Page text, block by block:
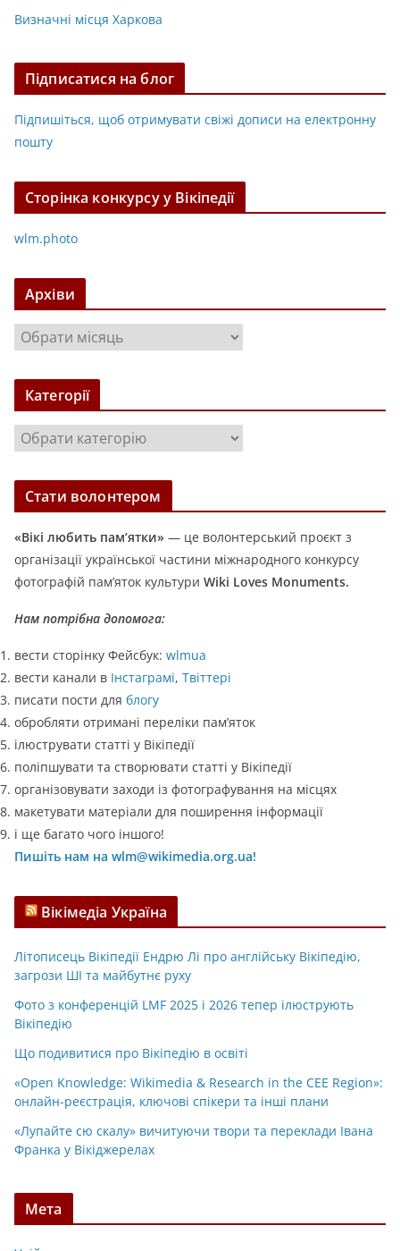
Визначні місця Харкова
Підписатися на блог
Підпишіться, щоб отримувати свіжі дописи на електронну
пошту
Сторінка конкурсу у Вікіпедії
wlm.photo
Архіви
р
х
в
Категорії
а
т
о
р
і
ї
Стати волонтером
«Вікі любить пам’ятки» — це волонтерський проєкт з
організації української частини міжнародного конкурсу
фотографій пам’яток культури Wiki Loves Monuments.
Нам потрібна допомога:
вести сторінку Фейсбук: wlmua
вести канали в Інстаграмі, Твіттері
писати пости для блогу
обробляти отримані переліки пам’яток
ілюструвати статті у Вікіпедії
поліпшувати та створювати статті у Вікіпедії
організовувати заходи із фотографування на місцях
макетувати матеріали для поширення інформації
і ще багато чого іншого!
Пишіть нам на wlm@wikimedia.org.ua!
Вікімедіа Україна
Літописець Вікіпедії Ендрю Лі про англійську Вікіпедію,
загрози ШІ та майбутнє руху
Фото з конференцій LMF 2025 і 2026 тепер ілюструють
Вікіпедію
Що подивитися про Вікіпедію в освіті
«Open Knowledge: Wikimedia & Research in the CEE Region»:
онлайн-реєстрація, ключові спікери та інші плани
«Лупайте сю скалу» вичитуючи твори та переклади Івана
Франка у Вікіджерелах
Мета